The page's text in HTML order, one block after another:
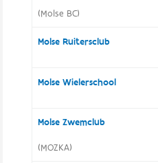
(Molse BC)
Molse Ruitersclub
Molse Wielerschool
Molse Zwemclub
(MOZKA)